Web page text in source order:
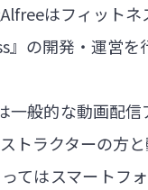
はフィット
の開発・運営を
一般的な動画配
トラクターの方
てはスマートフ